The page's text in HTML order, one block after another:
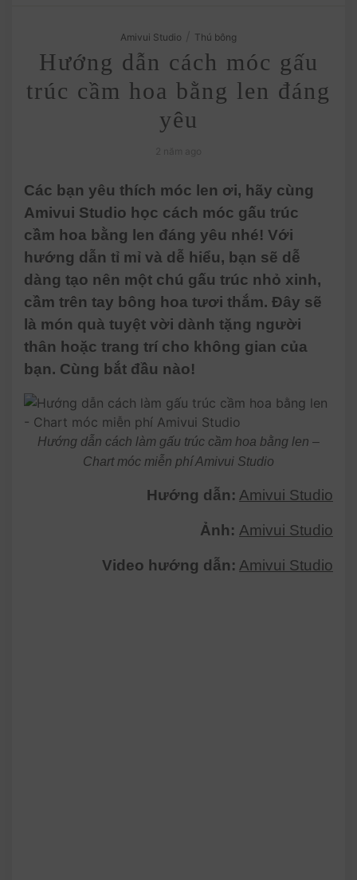
Amivui Studio Thú bông
Hướng dẫn cách móc gấu
trúc cầm hoa bằng len đáng
yêu
Các bạn yêu thích móc len ơi, hãy cùng
Amivui Studio học cách móc gấu trúc
cầm hoa bằng len đáng yêu nhé! Với
hướng dẫn tỉ mỉ và dễ hiểu, bạn sẽ dễ
dàng tạo nên một chú gấu trúc nhỏ xinh,
cầm trên tay bông hoa tươi thắm. Đây sẽ
là món quà tuyệt vời dành tặng người
thân hoặc trang trí cho không gian của
bạn. Cùng bắt đầu nào!
Hướng dẫn cách làm gấu trúc cầm hoa bằng len –
Chart móc miễn phí Amivui Studio
Hướng dẫn: Amivui Studio
Ảnh: Amivui Studio
Video hướng dẫn: Amivui Studio